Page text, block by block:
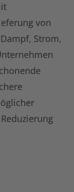
von
Strom,